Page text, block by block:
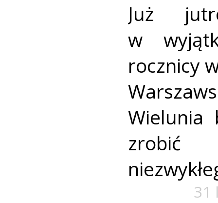
Już
w
rocznicy
Wielunia
zrobić
31